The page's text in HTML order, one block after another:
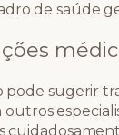
de saúde
pode sugerir